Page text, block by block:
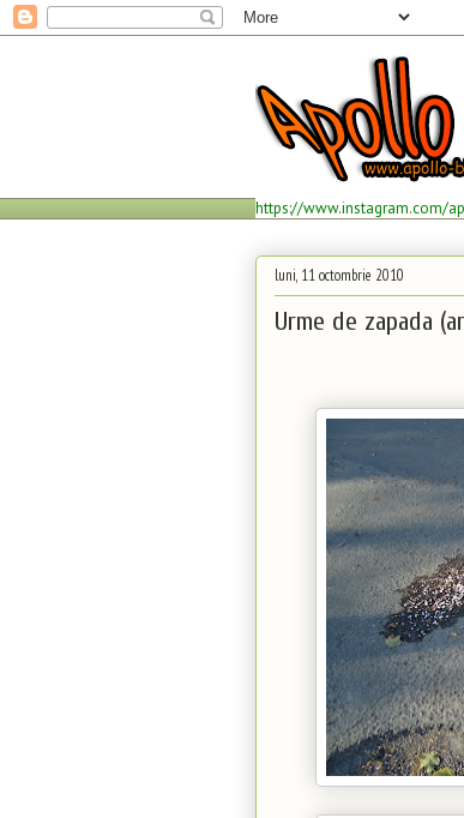
https://www.instagram.com/
luni, 11 octombrie 2010
Urme de zapada